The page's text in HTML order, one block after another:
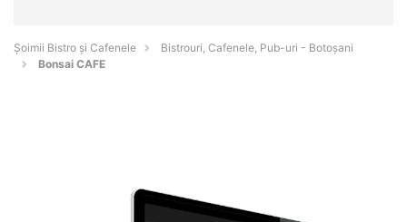
Șoimii Bistro și Cafenele
Bistrouri, Cafenele, Pub-uri - Botoşani
Bonsai CAFE